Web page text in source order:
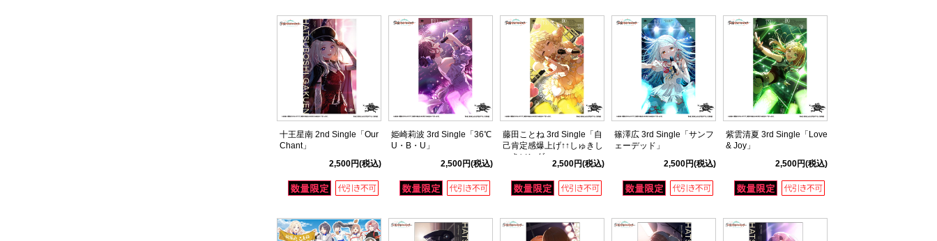
十王星南 2nd Single「Our
Chant」
2,500円(税込)
姫崎莉波 3rd Single「36℃
U・B・U」
2,500円(税込)
藤田ことね 3rd Single「自
己肯定感爆上げ↑↑しゅきし
ゅきソング」
2,500円(税込)
篠澤広 3rd Single「サンフ
ェーデッド」
2,500円(税込)
紫雲清夏 3rd Single「Love
& Joy」
2,500円(税込)